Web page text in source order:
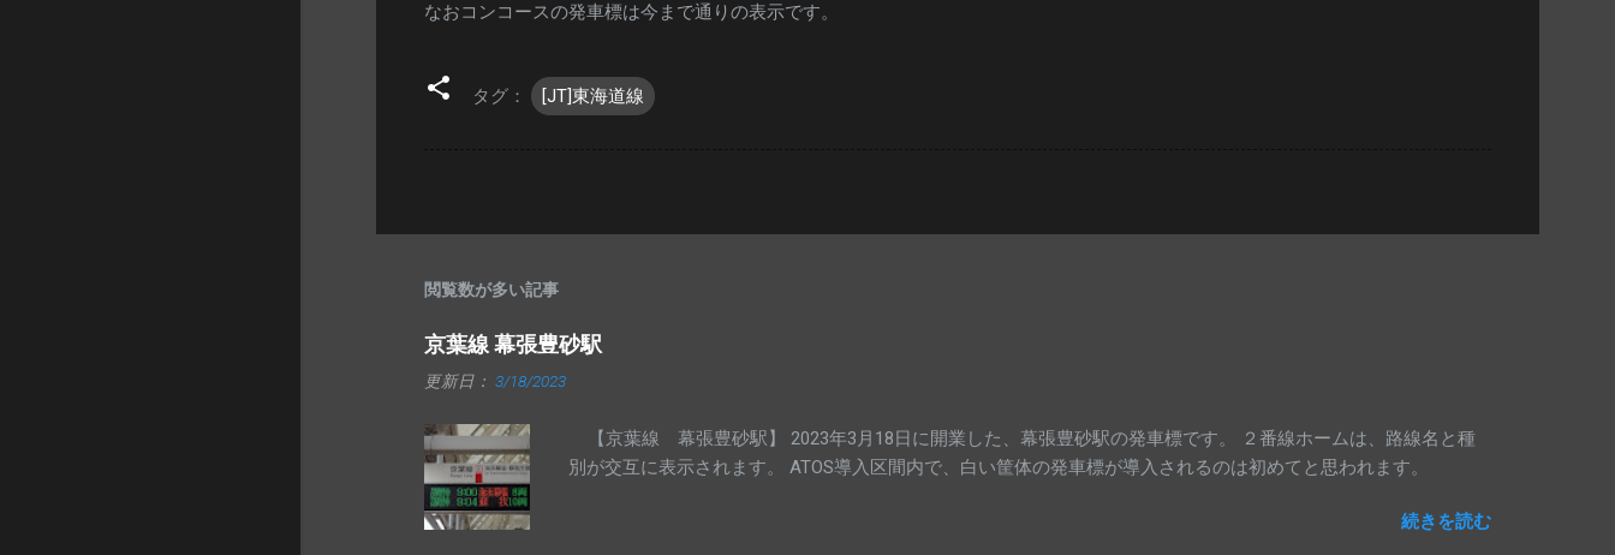
なおコンコースの発車標は今まで通りの表示です。
タグ： [JT]東海道線
閲覧数が多い記事
京葉線 幕張豊砂駅
更新日： 3/18/2023
【京葉線 幕張豊砂駅】 2023年3月18日に開業した、幕張豊砂駅の発車標です。 ２番線ホームは、路線名と種
別が交互に表示されます。 ATOS導入区間内で、白い筐体の発車標が導入されるのは初めてと思われます。
続きを読む